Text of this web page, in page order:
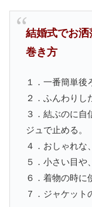
結婚式でお
巻き方
１．一番簡単後
２．ふんわりし
３．結ぶのに自
ジュで止める。
４．おしゃれな
５．小さい目や
６．着物の時に
７．ジャケット